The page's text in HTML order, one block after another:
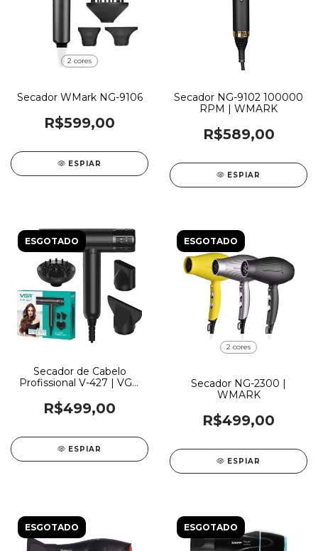
2 cores
Secador WMark NG-9106
R$599,00
ESPIAR
Secador NG-9102 100000
RPM | WMARK
R$589,00
ESPIAR
ESGOTADO
Secador de Cabelo
Profissional V-427 | VGR
R$499,00
ESPIAR
ESGOTADO
2 cores
Secador NG-2300 |
WMARK
R$499,00
ESPIAR
ESGOTADO ESGOTADO